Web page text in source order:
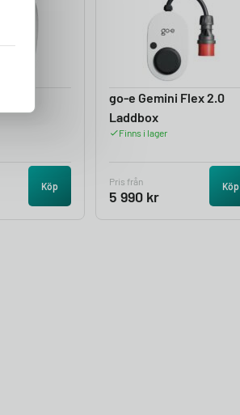
Köp
go-e Gemini Flex 2.0
Laddbox
Finns i lager
Pris från
5 990 kr
Köp